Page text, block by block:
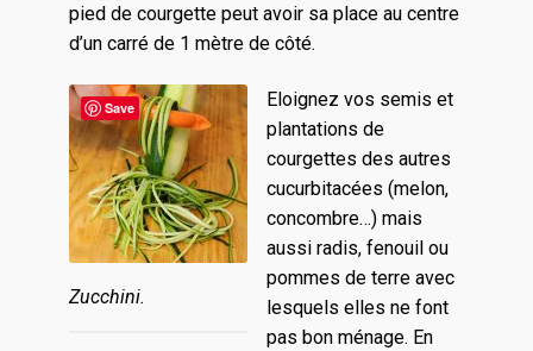
pied de courgette peut avoir sa place au centre
d’un carré de 1 mètre de côté.
Zucchini.
Eloignez vos semis et
plantations de
courgettes des autres
cucurbitacées (melon,
concombre…) mais
aussi radis, fenouil ou
pommes de terre avec
lesquels elles ne font
pas bon ménage. En
Save